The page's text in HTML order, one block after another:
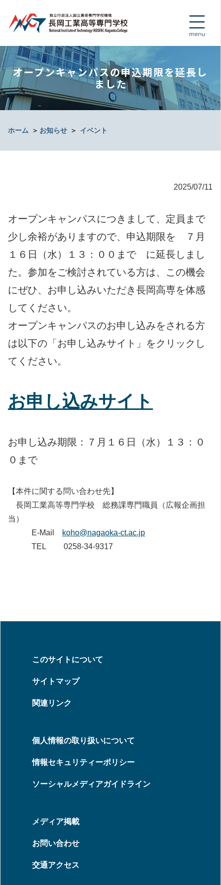
オープンキャンパスの申込期限を延長し
ました
ホーム ＞ お知らせ ＞ イベント
2025/07/11
オープンキャンパスにつきまして、定員まで
少し余裕がありますので、申込期限を ７月
１６日（水）１３：００まで に延長しまし
た。参加をご検討されている方は、この機会
にぜひ、お申し込みいただき長岡高専を体感
してください。
オープンキャンパスのお申し込みをされる方
は以下の「お申し込みサイト」をクリックし
てください。
お申し込みサイト
お申し込み期限：７月１６日（水）１３：０
０まで
【本件に関する問い合わせ先】
長岡工業高等専門学校 総務課専門職員（広報企画担
当）
E-Mail
koho@nagaoka-ct.ac.jp
TEL 0258-34-9317
このサイトについて
サイトマップ
関連リンク
個人情報の取り扱いについて
情報セキュリティーポリシー
ソーシャルメディアガイドライン
メディア掲載
お問い合わせ
交通アクセス